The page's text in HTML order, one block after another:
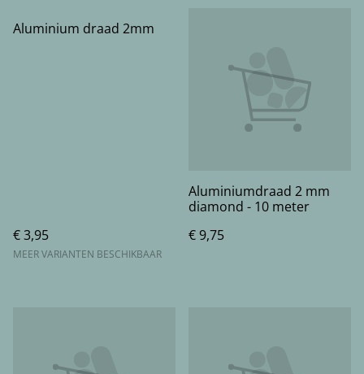
Aluminium draad 2mm
€ 3,95
MEER VARIANTEN BESCHIKBAAR
Aluminiumdraad 2 mm
diamond - 10 meter
€ 9,75